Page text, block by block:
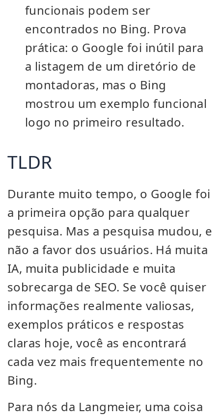
funcionais podem ser
encontrados no Bing. Prova
prática: o Google foi inútil para
a listagem de um diretório de
montadoras, mas o Bing
mostrou um exemplo funcional
logo no primeiro resultado.
TLDR
Durante muito tempo, o Google foi
a primeira opção para qualquer
pesquisa. Mas a pesquisa mudou, e
não a favor dos usuários. Há muita
IA, muita publicidade e muita
sobrecarga de SEO. Se você quiser
informações realmente valiosas,
exemplos práticos e respostas
claras hoje, você as encontrará
cada vez mais frequentemente no
Bing.
Para nós da Langmeier, uma coisa